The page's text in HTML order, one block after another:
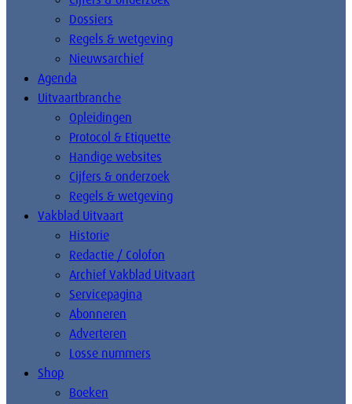
Dossiers
Regels & wetgeving
Nieuwsarchief
Agenda
Uitvaartbranche
Opleidingen
Protocol & Etiquette
Handige websites
Cijfers & onderzoek
Regels & wetgeving
Vakblad Uitvaart
Historie
Redactie / Colofon
Archief Vakblad Uitvaart
Servicepagina
Abonneren
Adverteren
Losse nummers
Shop
Boeken